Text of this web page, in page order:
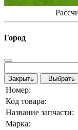
Город
Закрыть Выбрать
Номер:
Код товара:
Название запчасти:
Марка: